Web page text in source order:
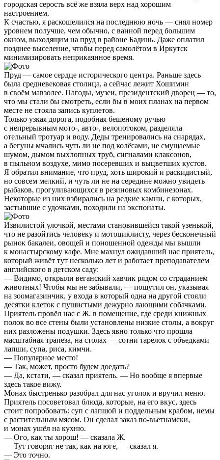
городская серость всё же взяла верх над хорошим
настроением.
К счастью, я раскошелился на последнюю ночь — снял номер
уровнем получше, чем обычно, с ванной перед большим
окном, выходящим на пруд в районе Бадинь. Даже оплатил
позднее выселение, чтобы перед самолётом в Иркутск
минимизировать неприкаянное время.
Пруд — самое сердце исторического центра. Раньше здесь
была средневековая столица, а сейчас лежит Хошимин
в своём мавзолее. Пагоды, музеи, президентский дворец — то,
что мы стали бы смотреть, если бы в моих планах на первом
месте не стояла запись куплетов.
Только узкая дорога, подобная бешеному ручью
с непрерывным мото-, авто-, велопотоком, разделяла
отельный тротуар и воду. Деды тренировались на снарядах,
а бегуны мчались чуть ли не под колёсами, не смущаемые
шумом, дымом выхлопных труб, сигналами клаксонов,
в пыльном воздухе, мимо посеревших и выцветших кустов.
Я обратил внимание, что пруд, хоть широкий и раскидистый,
но совсем мелкий, и чуть ли не на середине можно увидеть
рыбаков, прогуливающихся в резиновых комбинезонах.
Некоторые из них взбирались на редкие камни, с которых,
застывшие с удочками, походили на экспонаты.
Извилистой улочкой, местами становившейся такой узенькой,
что не разойтись человеку и мотоциклисту, через бесконечный
рынок бакалеи, овощей и поношенной одежды мы вышли
к монастырскому кафе. Мне махнул ожидавший нас приятель,
который живёт тут несколько лет и работает преподавателем
английского в детском саду:
— Видимо, открыли веганский хавчик рядом со страданием
животных! Чтобы мы не забывали, — пошутил он, указывая
на зоомагазинчик, у входа в который одна на другой стояли
десятки клеток с пушистыми дежурно лающими собачками.
Приятель провёл нас с Ж. в помещение, где среди книжных
полок во все стены были установлены низкие столы, а вокруг
них разложены подушки. Здесь явно только что прошла
масштабная трапеза, на столах — сотни тарелок с объедками
лапши, супа, риса, кимчи.
— Популярное место!
— Так, может, просто будем доедать?
— Да, кстати, — сказал приятель. — Но вообще я впервые
здесь такое вижу.
Монах быстренько разобрал для нас уголок и вручил меню.
Приятель посоветовал блюда, которые, на его вкус, здесь
стоит попробовать: суп с лапшой и поддельным крабом, немы
с растительным мясом. Он сделал заказ по-вьетнамски,
и монах ушёл на кухню.
— Ого, как ты хорош! — сказала Ж.
— Тут говорят не так, как на юге, — сказал я.
— Это точно.